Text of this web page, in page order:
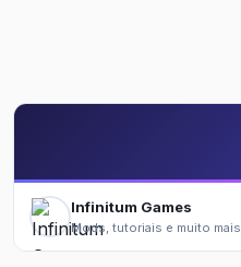
Infinitum Games
Mods, tutoriais e muito mais